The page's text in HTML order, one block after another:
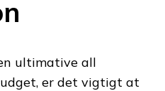
ultimative all
er det vigtigt at